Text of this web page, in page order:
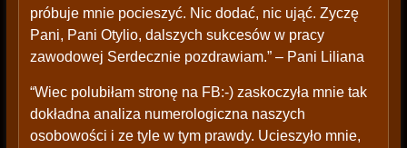
próbuje mnie pocieszyć. Nic dodać, nic ująć. Zyczę
Pani, Pani Otylio, dalszych sukcesów w pracy
zawodowej Serdecznie pozdrawiam.” – Pani Liliana
“Wiec polubiłam stronę na FB:-) zaskoczyła mnie tak
dokładna analiza numerologiczna naszych
osobowości i ze tyle w tym prawdy. Ucieszyło mnie,